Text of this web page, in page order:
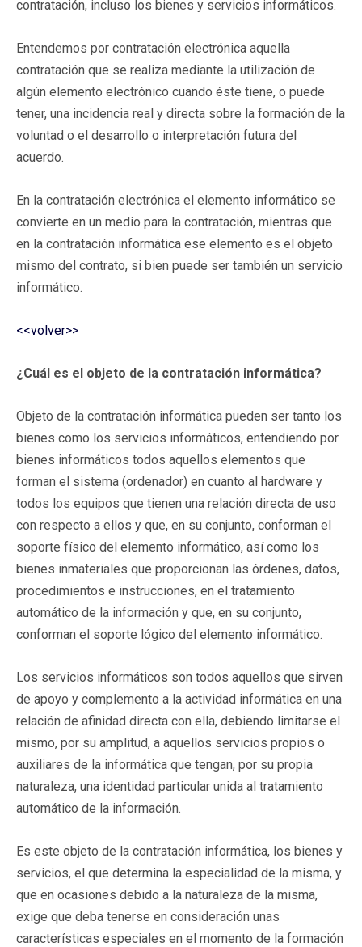
contratación, incluso los bienes y servicios informáticos.
Entendemos por contratación electrónica aquella
contratación que se realiza mediante la utilización de
algún elemento electrónico cuando éste tiene, o puede
tener, una incidencia real y directa sobre la formación de la
voluntad o el desarrollo o interpretación futura del
acuerdo.
En la contratación electrónica el elemento informático se
convierte en un medio para la contratación, mientras que
en la contratación informática ese elemento es el objeto
mismo del contrato, si bien puede ser también un servicio
informático.
<<volver>>
¿Cuál es el objeto de la contratación informática?
Objeto de la contratación informática pueden ser tanto los
bienes como los servicios informáticos, entendiendo por
bienes informáticos todos aquellos elementos que
forman el sistema (ordenador) en cuanto al hardware y
todos los equipos que tienen una relación directa de uso
con respecto a ellos y que, en su conjunto, conforman el
soporte físico del elemento informático, así como los
bienes inmateriales que proporcionan las órdenes, datos,
procedimientos e instrucciones, en el tratamiento
automático de la información y que, en su conjunto,
conforman el soporte lógico del elemento informático.
Los servicios informáticos son todos aquellos que sirven
de apoyo y complemento a la actividad informática en una
relación de afinidad directa con ella, debiendo limitarse el
mismo, por su amplitud, a aquellos servicios propios o
auxiliares de la informática que tengan, por su propia
naturaleza, una identidad particular unida al tratamiento
automático de la información.
Es este objeto de la contratación informática, los bienes y
servicios, el que determina la especialidad de la misma, y
que en ocasiones debido a la naturaleza de la misma,
exige que deba tenerse en consideración unas
características especiales en el momento de la formación